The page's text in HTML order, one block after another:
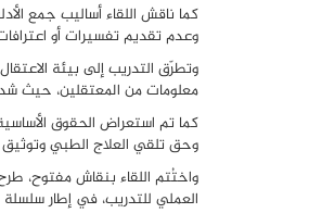
كما ناقش اللقاء أساليب جمع
وعدم تقديم تفسيرات أو
وتطرّق التدريب إلى بيئة
معلومات من المعتقلين، حيث
كما تم استعراض الحقوق
وحق تلقي العلاج الطبي
واختُتم اللقاء بنقاش مفتوح، طرح
العملي للتدريب، في إطار